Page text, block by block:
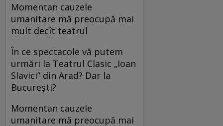
Momentan cauzele
umanitare mă preocupă mai
mult decît teatrul
În ce spectacole vă putem
urmări la Teatrul Clasic „Ioan
Slavici” din Arad? Dar la
București?
Momentan cauzele
umanitare mă preocupă mai